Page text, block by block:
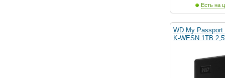
Есть на
WD My Passport
K-WESN 1TB